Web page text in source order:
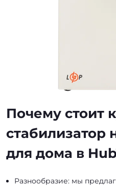
Почему стоит
стабилизатор
для дома в
Разнообразие: мы